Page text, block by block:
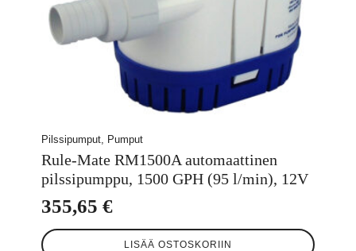
Pilssipumput, Pumput
Rule-Mate RM1500A automaattinen
pilssipumppu, 1500 GPH (95 l/min), 12V
355,65 €
LISÄÄ OSTOSKORIIN